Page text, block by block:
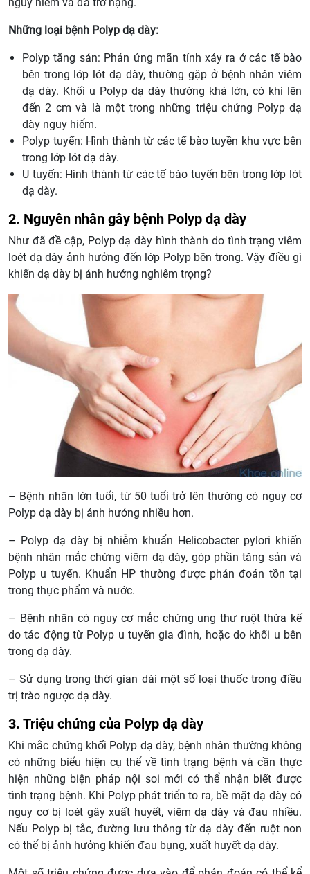
Những loại bệnh Polyp dạ dày:
Polyp tăng sản: Phản ứng mãn tính xảy ra ở các tế bào
bên trong lớp lót dạ dày, thường gặp ở bệnh nhân viêm
dạ dày. Khối u Polyp dạ dày thường khá lớn, có khi lên
đến 2 cm và là một trong những triệu chứng Polyp dạ
dày nguy hiểm.
Polyp tuyến: Hình thành từ các tế bào tuyền khu vực bên
trong lớp lót dạ dày.
U tuyến: Hình thành từ các tế bào tuyến bên trong lớp lót
dạ dày.
2. Nguyên nhân gây bệnh Polyp dạ dày
Như đã đề cập, Polyp dạ dày hình thành do tình trạng viêm
loét dạ dày ảnh hưởng đến lớp Polyp bên trong. Vậy điều gì
khiến dạ dày bị ảnh hưởng nghiêm trọng?
– Bệnh nhân lớn tuổi, từ 50 tuổi trở lên thường có nguy cơ
Polyp dạ dày bị ảnh hưởng nhiều hơn.
– Polyp dạ dày bị nhiễm khuẩn Helicobacter pylori khiến
bệnh nhân mắc chứng viêm dạ dày, góp phần tăng sản và
Polyp u tuyến. Khuẩn HP thường được phán đoán tồn tại
trong thực phẩm và nước.
– Bệnh nhân có nguy cơ mắc chứng ung thư ruột thừa kế
do tác động từ Polyp u tuyến gia đình, hoặc do khối u bên
trong dạ dày.
– Sử dụng trong thời gian dài một số loại thuốc trong điều
trị trào ngược dạ dày.
3. Triệu chứng của Polyp dạ dày
Khi mắc chứng khối Polyp dạ dày, bệnh nhân thường không
có những biểu hiện cụ thể về tình trạng bệnh và cần thực
hiện những biện pháp nội soi mới có thể nhận biết được
tình trạng bệnh. Khi Polyp phát triển to ra, bề mặt dạ dày có
nguy cơ bị loét gây xuất huyết, viêm dạ dày và đau nhiều.
Nếu Polyp bị tắc, đường lưu thông từ dạ dày đến ruột non
có thể bị ảnh hưởng khiến đau bụng, xuất huyết dạ dày.